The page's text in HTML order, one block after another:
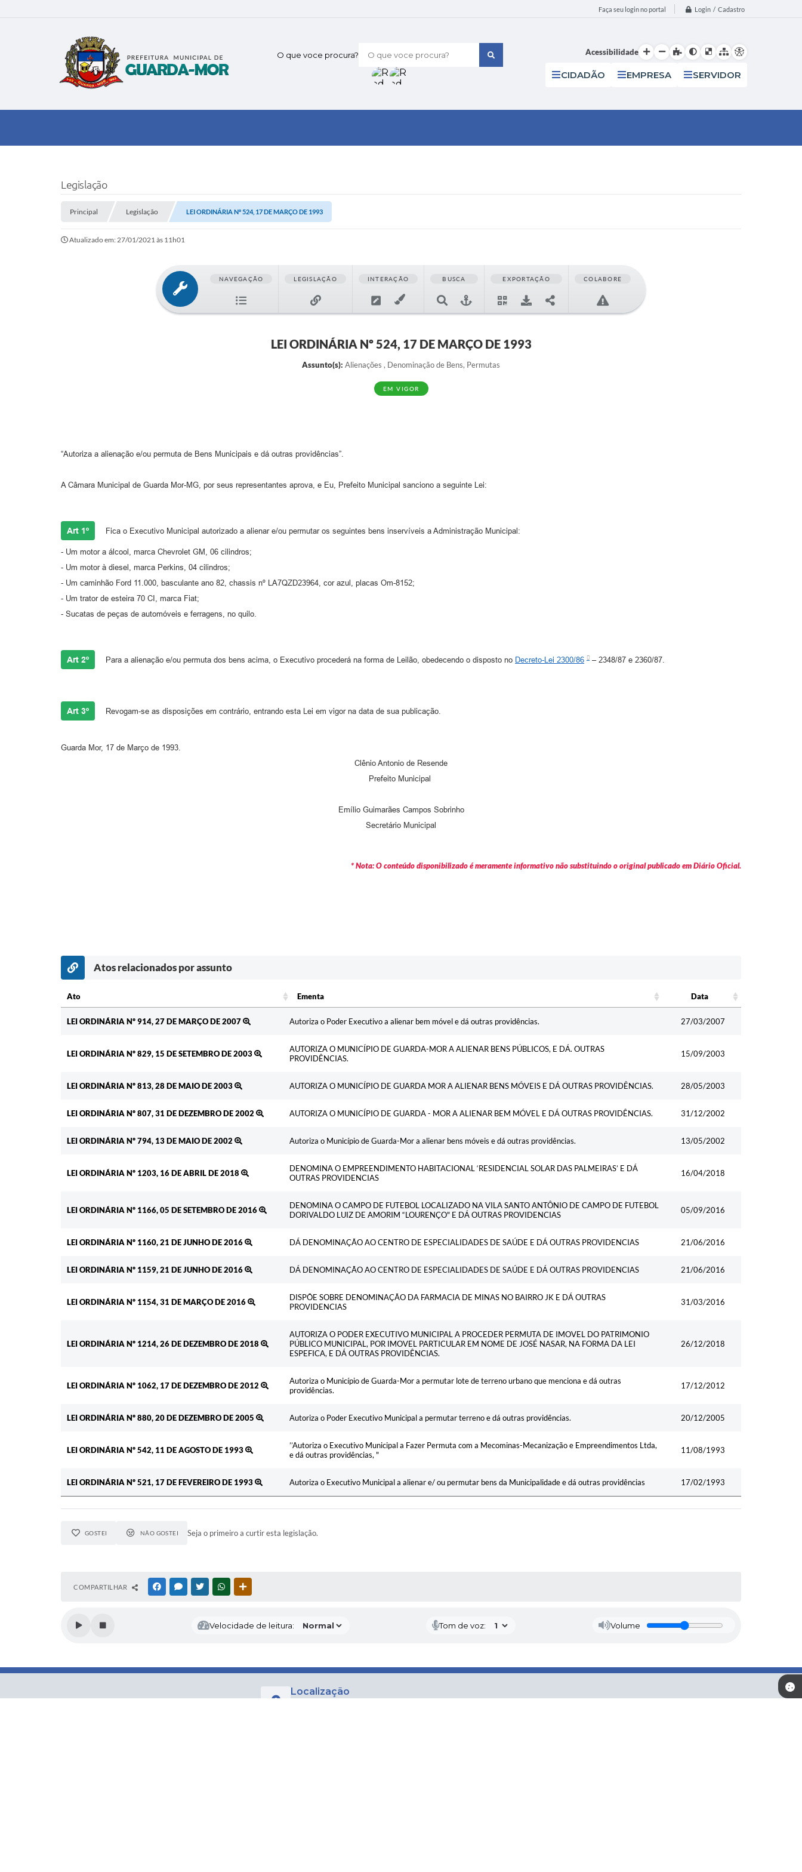
Faça seu login no portal Login / Cadastro
O que voce procura? Acessibilidade
CIDADÃO EMPRESA SERVIDOR
Legislação
Principal Legislação LEI ORDINÁRIA Nº 524, 17 DE MARÇO DE 1993
Atualizado em: 27/01/2021 às 11h01
NAVEGAÇÃO LEGISLAÇÃO INTERAÇÃO BUSCA EXPORTAÇÃO COLABORE
LEI ORDINÁRIA Nº 524, 17 DE MARÇO DE 1993
Assunto(s): Alienações , Denominação de Bens, Permutas
EM VIGOR
“Autoriza a alienação e/ou permuta de Bens Municipais e dá outras providências”.
A Câmara Municipal de Guarda Mor-MG, por seus representantes aprova, e Eu, Prefeito Municipal sanciono a seguinte Lei:
Art 1º Fica o Executivo Municipal autorizado a alienar e/ou permutar os seguintes bens inservíveis a Administração Municipal:
- Um motor a álcool, marca Chevrolet GM, 06 cilindros;
- Um motor à diesel, marca Perkins, 04 cilindros;
- Um caminhão Ford 11.000, basculante ano 82, chassis nº LA7QZD23964, cor azul, placas Om-8152;
- Um trator de esteira 70 CI, marca Fiat;
- Sucatas de peças de automóveis e ferragens, no quilo.
Art 2º Para a alienação e/ou permuta dos bens acima, o Executivo procederá na forma de Leilão, obedecendo o disposto no Decreto-Lei 2300/86 – 2348/87 e 2360/87.
Art 3º Revogam-se as disposições em contrário, entrando esta Lei em vigor na data de sua publicação.
Guarda Mor, 17 de Março de 1993.
Clênio Antonio de Resende
Prefeito Municipal
Emílio Guimarães Campos Sobrinho
Secretário Municipal
* Nota: O conteúdo disponibilizado é meramente informativo não substituindo o original publicado em Diário Oficial.
Atos relacionados por assunto
Ato Ementa
Data
LEI ORDINÁRIA Nº 914, 27 DE MARÇO DE 2007
Autoriza o Poder Executivo a alienar bem móvel e dá outras providências. 27/03/2007
LEI ORDINÁRIA Nº 829, 15 DE SETEMBRO DE 2003
AUTORIZA O MUNICÍPIO DE GUARDA-MOR A ALIENAR BENS PÚBLICOS, E DÁ. OUTRAS
PROVIDÊNCIAS.
15/09/2003
LEI ORDINÁRIA Nº 813, 28 DE MAIO DE 2003 AUTORIZA O MUNICÍPIO DE GUARDA MOR A ALIENAR BENS MÓVEIS E DÁ OUTRAS PROVIDÊNCIAS. 28/05/2003
LEI ORDINÁRIA Nº 807, 31 DE DEZEMBRO DE 2002 AUTORIZA O MUNICÍPIO DE GUARDA - MOR A ALIENAR BEM MÓVEL E DÁ OUTRAS PROVIDÊNCIAS. 31/12/2002
LEI ORDINÁRIA Nº 794, 13 DE MAIO DE 2002 Autoriza o Município de Guarda-Mor a alienar bens móveis e dá outras providências. 13/05/2002
LEI ORDINÁRIA Nº 1203, 16 DE ABRIL DE 2018
DENOMINA O EMPREENDIMENTO HABITACIONAL ‘RESIDENCIAL SOLAR DAS PALMEIRAS’ E DÁ
OUTRAS PROVIDENCIAS
16/04/2018
LEI ORDINÁRIA Nº 1166, 05 DE SETEMBRO DE 2016
DENOMINA O CAMPO DE FUTEBOL LOCALIZADO NA VILA SANTO ANTÔNIO DE CAMPO DE FUTEBOL
DORIVALDO LUIZ DE AMORIM “LOURENÇO" E DÁ OUTRAS PROVIDENCIAS
05/09/2016
LEI ORDINÁRIA Nº 1160, 21 DE JUNHO DE 2016 DÁ DENOMINAÇÃO AO CENTRO DE ESPECIALIDADES DE SAÚDE E DÁ OUTRAS PROVIDENCIAS 21/06/2016
LEI ORDINÁRIA Nº 1159, 21 DE JUNHO DE 2016 DÁ DENOMINAÇÃO AO CENTRO DE ESPECIALIDADES DE SAÚDE E DÁ OUTRAS PROVIDENCIAS 21/06/2016
LEI ORDINÁRIA Nº 1154, 31 DE MARÇO DE 2016
DISPÕE SOBRE DENOMINAÇÃO DA FARMACIA DE MINAS NO BAIRRO JK E DÁ OUTRAS
PROVIDENCIAS
31/03/2016
LEI ORDINÁRIA Nº 1214, 26 DE DEZEMBRO DE 2018
AUTORIZA O PODER EXECUTIVO MUNICIPAL A PROCEDER PERMUTA DE IMOVEL DO PATRIMONIO
PÚBLICO MUNICIPAL, POR IMOVEL PARTICULAR EM NOME DE JOSÉ NASAR, NA FORMA DA LEI
ESPEFICA, E DÁ OUTRAS PROVIDÊNCIAS.
26/12/2018
LEI ORDINÁRIA Nº 1062, 17 DE DEZEMBRO DE 2012
Autoriza o Município de Guarda-Mor a permutar lote de terreno urbano que menciona e dá outras
providências.
17/12/2012
LEI ORDINÁRIA Nº 880, 20 DE DEZEMBRO DE 2005 Autoriza o Poder Executivo Municipal a permutar terreno e dá outras providências. 20/12/2005
LEI ORDINÁRIA Nº 542, 11 DE AGOSTO DE 1993
’’Autoriza o Executivo Municipal a Fazer Permuta com a Mecominas-Mecanização e Empreendimentos Ltda,
e dá outras providências, "
11/08/1993
LEI ORDINÁRIA Nº 521, 17 DE FEVEREIRO DE 1993 Autoriza o Executivo Municipal a alienar e/ ou permutar bens da Municipalidade e dá outras providências 17/02/1993
GOSTEI NÃO GOSTEI Seja o primeiro a curtir esta legislação.
COMPARTILHAR FACEBOOKMESSENGER
TWITTERWHATSAPP
Velocidade de leitura: Tom de voz: Volume
Localização